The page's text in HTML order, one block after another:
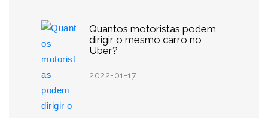
Quantos motoristas podem
dirigir o mesmo carro no
Uber?
2022-01-17